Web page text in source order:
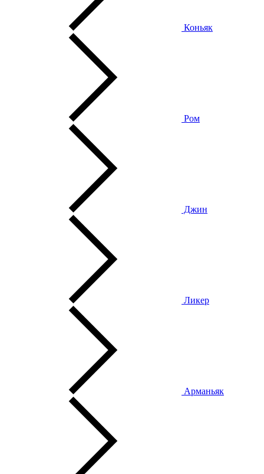
Коньяк
Ром
Джин
Ликер
Арманьяк